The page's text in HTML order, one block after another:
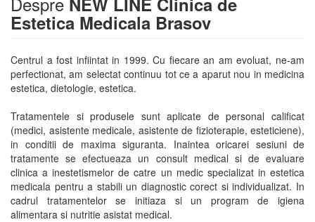
Estetica Medicala Brasov
Centrul a fost infiintat in 1999. Cu fiecare an am evoluat, ne-am
perfectionat, am selectat continuu tot ce a aparut nou in medicina
estetica, dietologie, estetica.
Tratamentele si produsele sunt aplicate de personal calificat
(medici, asistente medicale, asistente de fizioterapie, esteticiene),
in conditii de maxima siguranta. Inaintea oricarei sesiuni de
tratamente se efectueaza un consult medical si de evaluare
clinica a inestetismelor de catre un medic specializat in estetica
medicala pentru a stabili un diagnostic corect si individualizat. In
cadrul tratamentelor se initiaza si un program de igiena
alimentara si nutritie asistat medical.